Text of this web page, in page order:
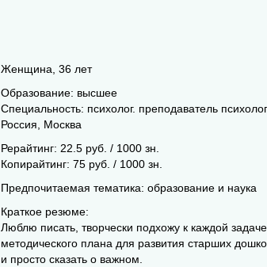
Женщина, 36 лет
Образование: высшее
Специальность: психолог. преподаватель
Россия, Москва
Рерайтинг: 22.5 руб. / 1000 зн.
Копирайтинг: 75 руб. / 1000 зн.
Предпочитаемая тематика: образование и наука
Краткое резюме:
Люблю писать, творчески подхожу к каждой
методического плана для развития старших
и просто сказать о важном.